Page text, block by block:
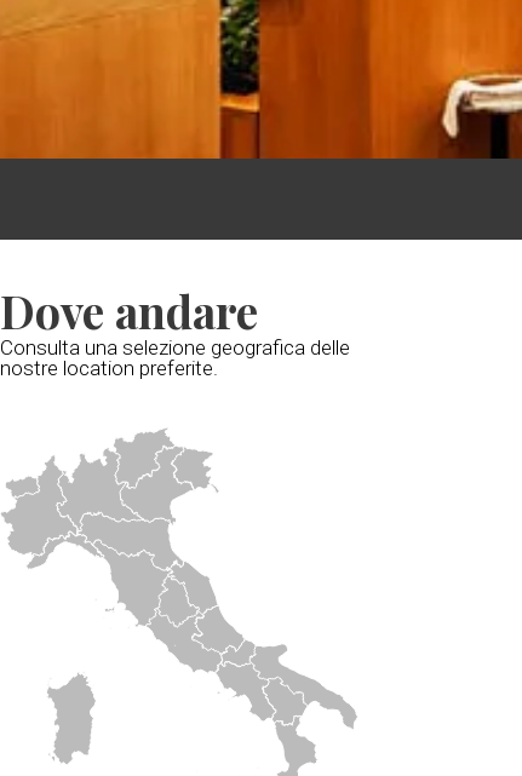
Dove andare
Consulta una selezione geografica delle
nostre location preferite.